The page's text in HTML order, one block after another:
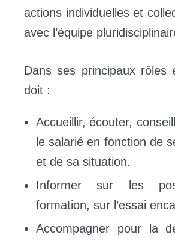
actions individuelles et
avec l’équipe
Dans ses principaux rôles
doit :
Accueillir, écouter,
le salarié en fonction de
et de sa situation.
Informer sur les
formation, sur l’essai
Accompagner pour la